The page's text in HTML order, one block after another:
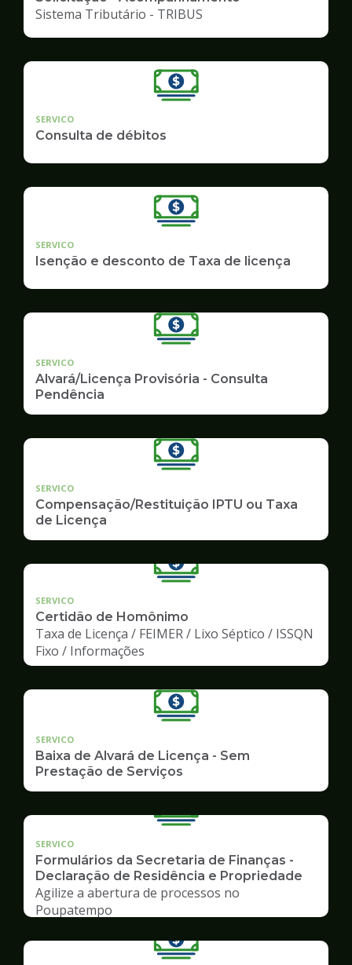
Sistema Tributário - TRIBUS
SERVICO
Consulta de débitos
SERVICO
Isenção e desconto de Taxa de licença
SERVICO
Alvará/Licença Provisória - Consulta
Pendência
SERVICO
Compensação/Restituição IPTU ou Taxa
de Licença
SERVICO
Certidão de Homônimo
Taxa de Licença / FEIMER / Lixo Séptico / ISSQN
Fixo / Informações
SERVICO
Baixa de Alvará de Licença - Sem
Prestação de Serviços
SERVICO
Formulários da Secretaria de Finanças -
Declaração de Residência e Propriedade
Agilize a abertura de processos no
Poupatempo